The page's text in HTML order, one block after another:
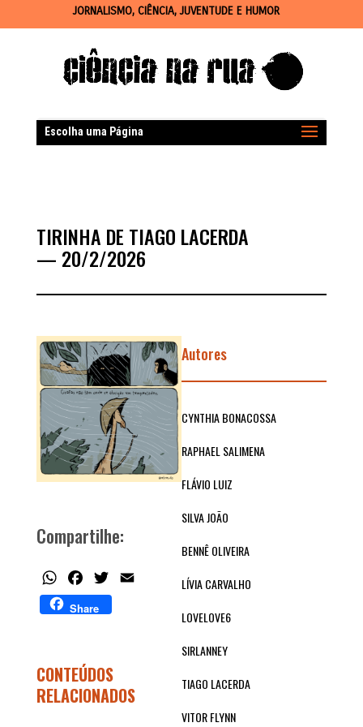
JORNALISMO, CIÊNCIA, JUVENTUDE E HUMOR
Escolha uma Página
TIRINHA DE TIAGO LACERDA
— 20/2/2026
Compartilhe:
WhatsAppFacebook
Twitter
Share
CONTEÚDOS
RELACIONADOS
Autores
CYNTHIA BONACOSSA
RAPHAEL SALIMENA
FLÁVIO LUIZ
SILVA JOÃO
BENNÊ OLIVEIRA
LÍVIA CARVALHO
LOVELOVE6
SIRLANNEY
TIAGO LACERDA
VITOR FLYNN